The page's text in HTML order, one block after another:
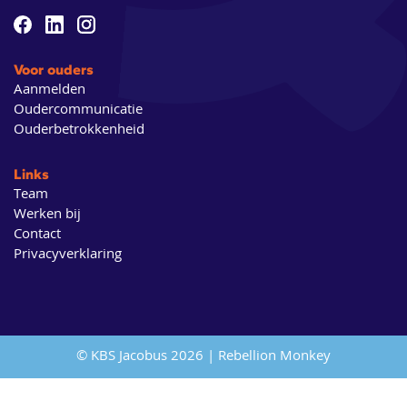
Voor ouders
Aanmelden
Oudercommunicatie
Ouderbetrokkenheid
Links
Team
Werken bij
Contact
Privacyverklaring
© KBS Jacobus 2026 | Rebellion Monkey